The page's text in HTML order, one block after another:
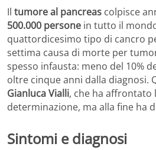
Il tumore al pancreas colpisce
500.000 persone in tutto il
quattordicesimo tipo di cancro
settima causa di morte per
spesso infausta: meno del 10%
oltre cinque anni dalla diagnosi.
Gianluca Vialli, che ha affrontato
determinazione, ma alla fine ha
Sintomi e diagnosi